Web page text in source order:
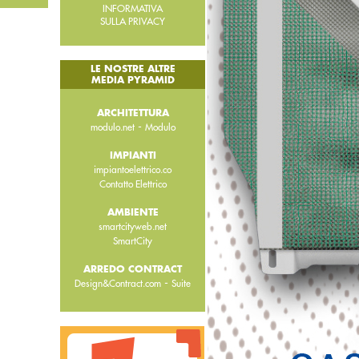
INFORMATIVA
SULLA PRIVACY
LE NOSTRE ALTRE
MEDIA PYRAMID
ARCHITETTURA
modulo.net- Modulo
IMPIANTI
impiantoelettrico.co
Contatto Elettrico
AMBIENTE
smartcityweb.net
SmartCity
ARREDO CONTRACT
Design&Contract.com -Suite